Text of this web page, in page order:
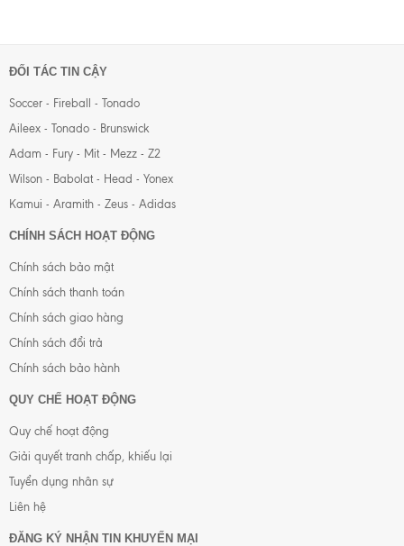
ĐỐI TÁC TIN CẬY
Soccer - Fireball - Tonado
Aileex - Tonado - Brunswick
Adam - Fury - Mit - Mezz - Z2
Wilson - Babolat - Head - Yonex
Kamui - Aramith - Zeus - Adidas
CHÍNH SÁCH HOẠT ĐỘNG
Chính sách bảo mật
Chính sách thanh toán
Chính sách giao hàng
Chính sách đổi trả
Chính sách bảo hành
QUY CHẾ HOẠT ĐỘNG
Quy chế hoạt động
Giải quyết tranh chấp, khiếu lại
Tuyển dụng nhân sự
Liên hệ
ĐĂNG KÝ NHẬN TIN KHUYẾN MẠI